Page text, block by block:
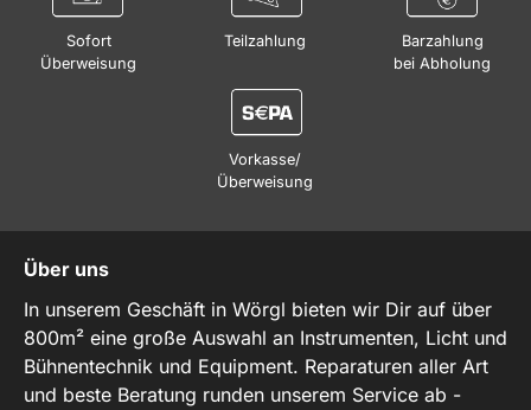
Sofort
Überweisung
Teilzahlung
Barzahlung
bei Abholung
Vorkasse/
Überweisung
Über uns
In unserem Geschäft in Wörgl bieten wir Dir auf über
800m² eine große Auswahl an Instrumenten, Licht und
Bühnentechnik und Equipment. Reparaturen aller Art
und beste Beratung runden unserem Service ab -